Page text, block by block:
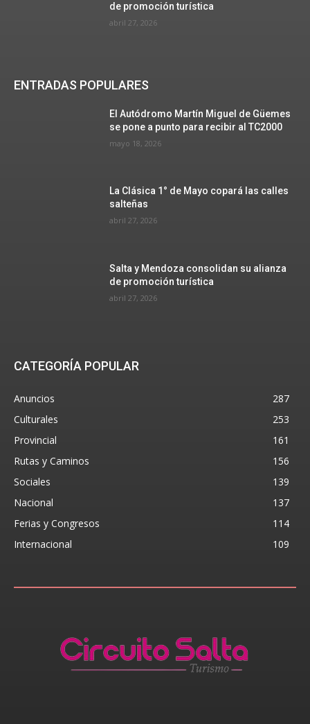
de promoción turística
abril 27, 2026
ENTRADAS POPULARES
El Autódromo Martín Miguel de Güemes
se pone a punto para recibir al TC2000
mayo 18, 2026
La Clásica 1° de Mayo copará las calles
salteñas
abril 27, 2026
Salta y Mendoza consolidan su alianza
de promoción turística
abril 27, 2026
CATEGORÍA POPULAR
Anuncios
287
Culturales
253
Provincial
161
Rutas y Caminos
156
Sociales
139
Nacional
137
Ferias y Congresos
114
Internacional
109